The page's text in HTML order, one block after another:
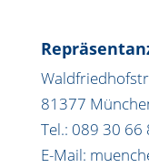
81377
Tel.: 089 30 66
E-Mail: